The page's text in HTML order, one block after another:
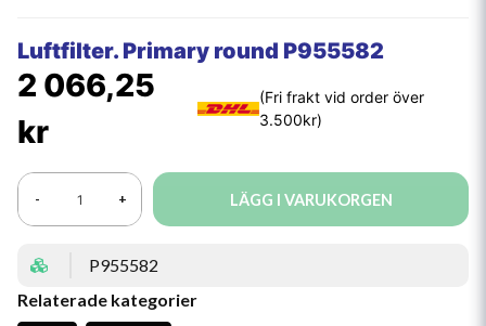
Luftfilter. Primary round P955582
2 066,25
kr
- + LÄGG I VARUKORGEN
P955582
Relaterade kategorier